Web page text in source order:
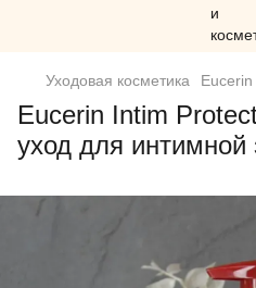
Уходовая косметика
Eucerin Intim
уход для интимной